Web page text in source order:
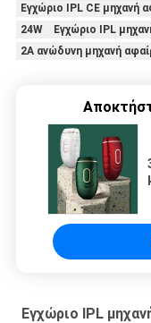
Εγχώριο IPL CE μηχανή
24W Εγχώριο IPL
2A ανώδυνη μηχανή
Εγχώριο IPL